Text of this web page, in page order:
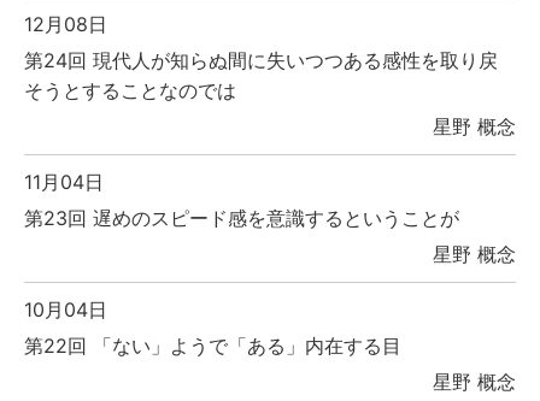
12月08日
第24回 現代人が知らぬ間に失いつつある感性を取り戻
そうとすることなのでは
星野 概念
11月04日
第23回 遅めのスピード感を意識するということが
星野 概念
10月04日
第22回 「ない」ようで「ある」内在する目
星野 概念